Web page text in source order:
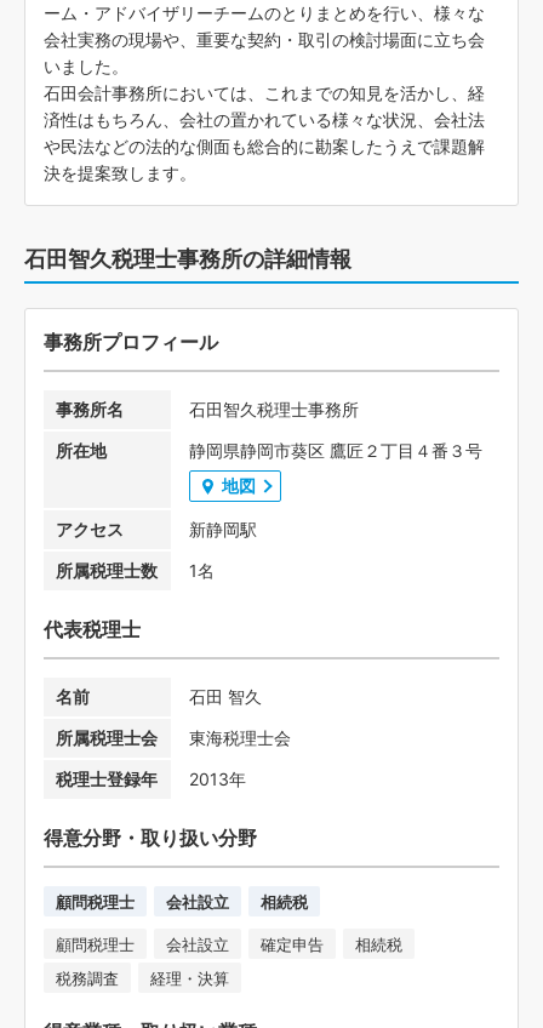
ーム・アドバイザリーチームのとりまとめを行い、様々な
会社実務の現場や、重要な契約・取引の検討場面に立ち会
いました。
石田会計事務所においては、これまでの知見を活かし、経
済性はもちろん、会社の置かれている様々な状況、会社法
や民法などの法的な側面も総合的に勘案したうえで課題解
決を提案致します。
石田智久税理士事務所の詳細情報
事務所プロフィール
事務所名
石田智久税理士事務所
所在地
静岡県静岡市葵区 鷹匠２丁目４番３号
地図
アクセス
新静岡駅
所属税理士数
1名
代表税理士
名前
石田 智久
所属税理士会
東海税理士会
税理士登録年
2013年
得意分野・取り扱い分野
顧問税理士 会社設立 相続税
顧問税理士 会社設立 確定申告
相続税
税務調査
経理・決算